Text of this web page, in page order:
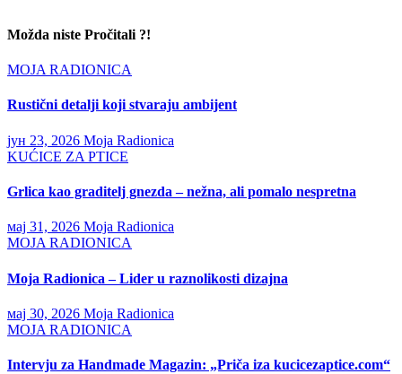
Možda niste Pročitali ?!
MOJA RADIONICA
Rustični detalji koji stvaraju ambijent
јун 23, 2026 Moja Radionica
KUĆICE ZA PTICE
Grlica kao graditelj gnezda – nežna, ali pomalo nespretna
мај 31, 2026 Moja Radionica
MOJA RADIONICA
Moja Radionica – Lider u raznolikosti dizajna
мај 30, 2026 Moja Radionica
MOJA RADIONICA
Intervju za Handmade Magazin: „Priča iza kucicezaptice.com“